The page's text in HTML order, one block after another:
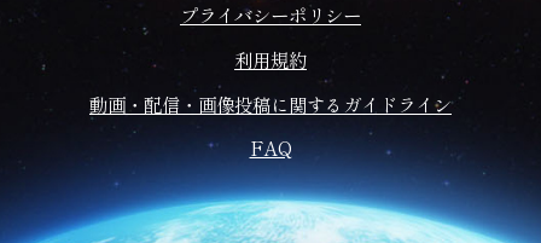
プライバシーポリシー
利用規約
動画・配信・画像投稿に関するガイドライン
FAQ